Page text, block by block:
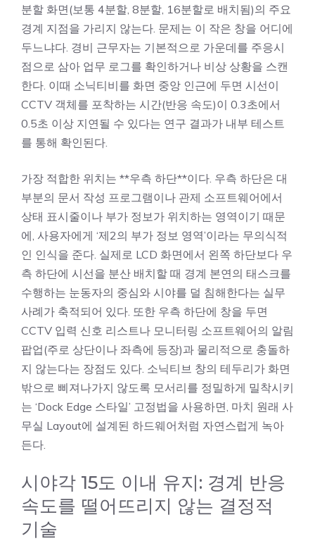
분할 화면(보통 4분할, 8분할, 16분할로 배치됨)의 주요
경계 지점을 가리지 않는다. 문제는 이 작은 창을 어디에
두느냐다. 경비 근무자는 기본적으로 가운데를 주응시
점으로 삼아 업무 로그를 확인하거나 비상 상황을 스캔
한다. 이때 소닉티비를 화면 중앙 인근에 두면 시선이
CCTV 객체를 포착하는 시간(반응 속도)이 0.3초에서
0.5초 이상 지연될 수 있다는 연구 결과가 내부 테스트
를 통해 확인된다.
가장 적합한 위치는 **우측 하단**이다. 우측 하단은 대
부분의 문서 작성 프로그램이나 관제 소프트웨어에서
상태 표시줄이나 부가 정보가 위치하는 영역이기 때문
에, 사용자에게 ‘제2의 부가 정보 영역’이라는 무의식적
인 인식을 준다. 실제로 LCD 화면에서 왼쪽 하단보다 우
측 하단에 시선을 분산 배치할 때 경계 본연의 태스크를
수행하는 눈동자의 중심와 시야를 덜 침해한다는 실무
사례가 축적되어 있다. 또한 우측 하단에 창을 두면
CCTV 입력 신호 리스트나 모니터링 소프트웨어의 알림
팝업(주로 상단이나 좌측에 등장)과 물리적으로 충돌하
지 않는다는 장점도 있다. 소닉티브 창의 테두리가 화면
밖으로 삐져나가지 않도록 모서리를 정밀하게 밀착시키
는 ‘Dock Edge 스타일’ 고정법을 사용하면, 마치 원래 사
무실 Layout에 설계된 하드웨어처럼 자연스럽게 녹아
든다.
시야각 15도 이내 유지: 경계 반응
속도를 떨어뜨리지 않는 결정적
기술